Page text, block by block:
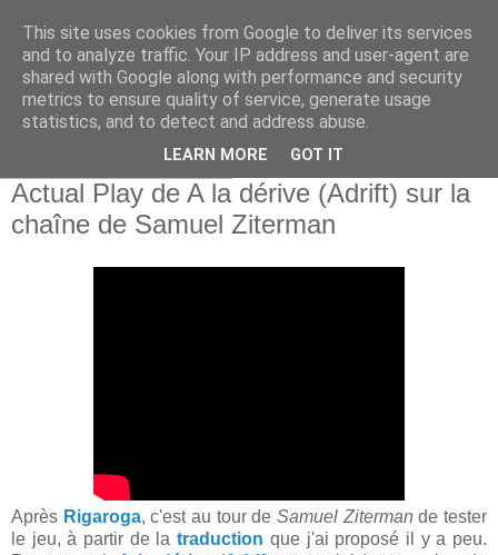
Actual Play de A la dérive (Adrift) sur la
chaîne de Samuel Ziterman
Après Rigaroga, c'est au tour deSamuel Ziterman de tester
le jeu, à partir de latraduction que j'ai proposé il y a peu.
This site uses cookies from Google to deliver its services
and to analyze traffic. Your IP address and user-agent are
shared with Google along with performance and security
metrics to ensure quality of service, generate usage
statistics, and to detect and address abuse.
LEARN MORE GOT IT